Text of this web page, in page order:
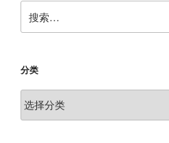
索：
分类
分
类